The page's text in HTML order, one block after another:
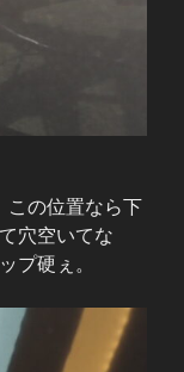
この位置なら下
穴空いてな
プ硬ぇ。